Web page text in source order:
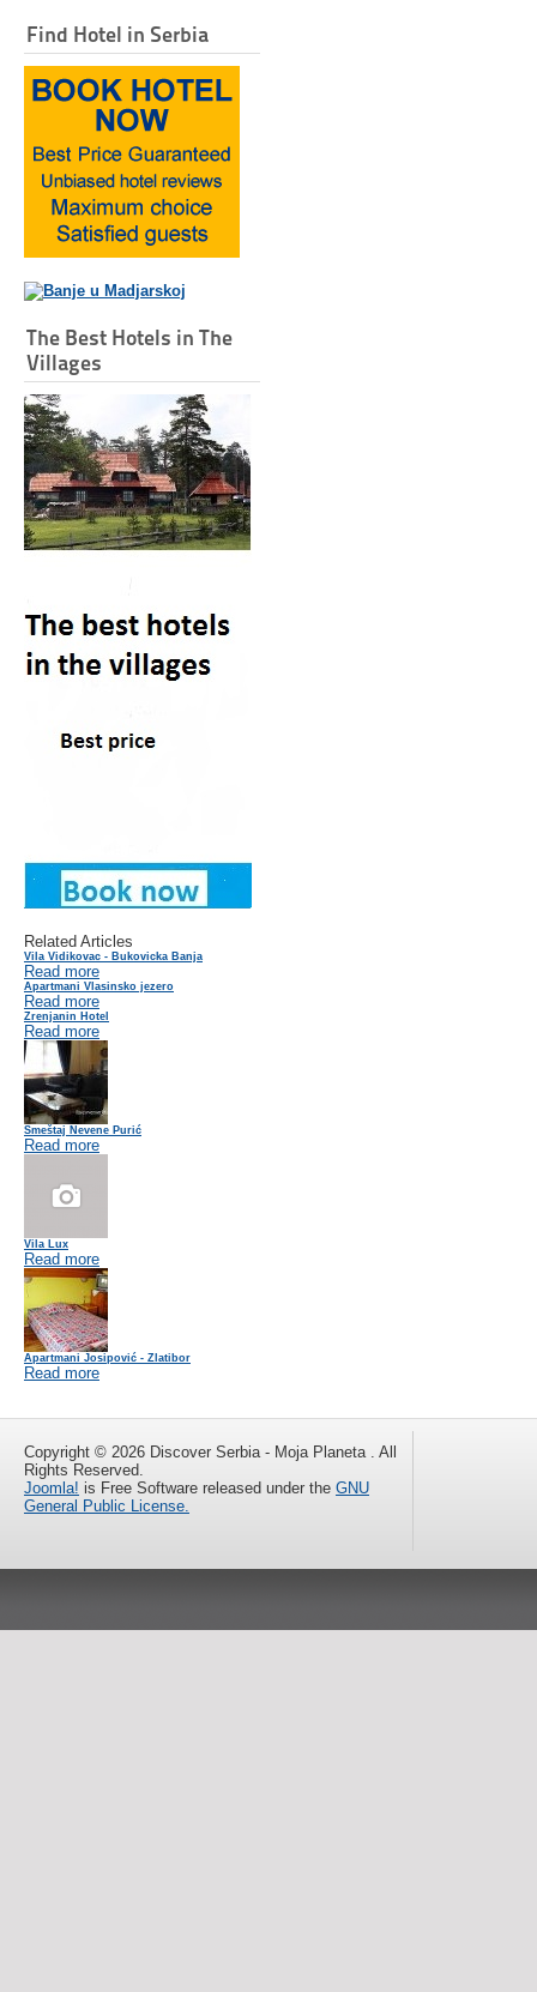
Find Hotel in Serbia
The Best Hotels in The
Villages
Related Articles
Vila Vidikovac - Bukovicka Banja
Read more
Apartmani Vlasinsko jezero
Read more
Zrenjanin Hotel
Read more
Smeštaj Nevene Purić
Read more
Vila Lux
Read more
Apartmani Josipović - Zlatibor
Read more
Copyright © 2026 Discover Serbia - Moja Planeta . All
Rights Reserved.
Joomla! is Free Software released under the GNU
General Public License.